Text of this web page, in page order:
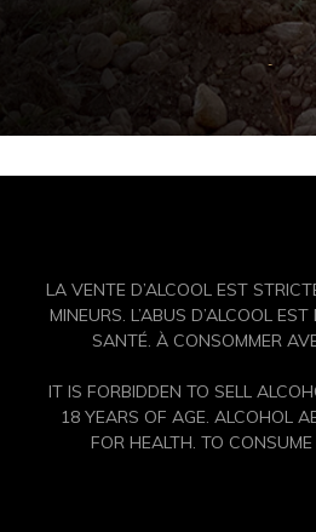
-
LA VENTE D’ALCOOL EST
MINEURS. L’ABUS D’ALCOOL
SANTÉ. À CONSOMMER
IT IS FORBIDDEN TO SELL
18 YEARS OF AGE. ALCOHOL
FOR HEALTH. TO